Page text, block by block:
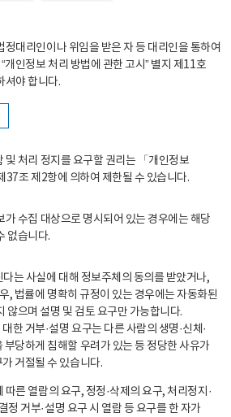
정대리인이나 위임을 받은 자 등 대리인을 통하여
개인정보 처리 방법에 관한 고시” 별지 제11호
셔야 합니다.
및 처리 정지를 요구할 권리는 「개인정보
37조 제2항에 의하여 제한될 수 있습니다.
가 수집 대상으로 명시되어 있는 경우에는 해당
없습니다.
는 사실에 대해 정보주체의 동의를 받았거나,
, 법률에 명확히 규정이 있는 경우에는 자동화된
않으며 설명 및 검토 요구만 가능합니다.
한 거부·설명 요구는 다른 사람의 생명·신체·
부당하게 침해할 우려가 있는 등 정당한 사유가
거절될 수 있습니다.
따른 열람의 요구, 정정·삭제의 요구, 처리정지·
정 거부·설명 요구 시 열람 등 요구를 한 자가